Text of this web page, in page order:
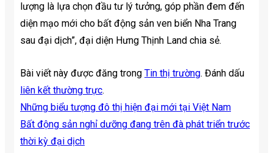
lượng là lựa chọn đầu tư lý tưởng, góp phần đem đến
diện mạo mới cho bất động sản ven biển Nha Trang
sau đại dịch”, đại diện Hưng Thịnh Land chia sẻ.
Bài viết này được đăng trong Tin thị trường. Đánh dấu
liên kết thường trực.
Những biểu tượng đô thị hiện đại mới tại Việt Nam
Bất động sản nghỉ dưỡng đang trên đà phát triển trước
thời kỳ đại dịch